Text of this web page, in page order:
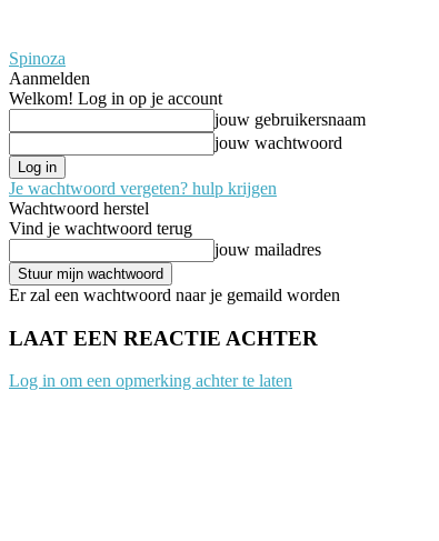
Spinoza
Aanmelden
Welkom! Log in op je account
jouw gebruikersnaam
jouw wachtwoord
Je wachtwoord vergeten? hulp krijgen
Wachtwoord herstel
Vind je wachtwoord terug
jouw mailadres
Er zal een wachtwoord naar je gemaild worden
LAAT EEN REACTIE ACHTER
Log in om een opmerking achter te laten